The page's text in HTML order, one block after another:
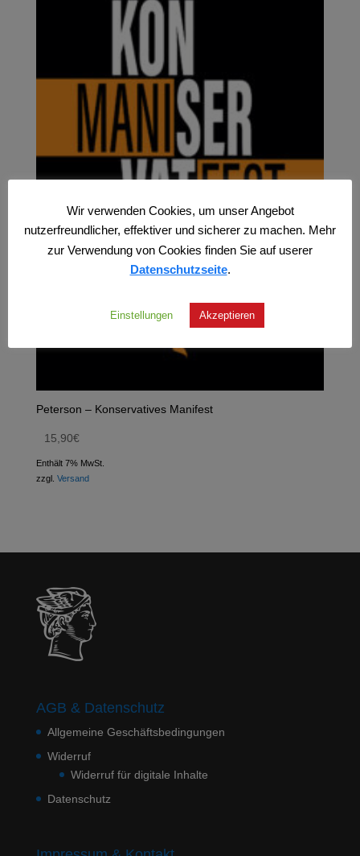
Peterson – Konservatives Manifest
15,90€
Enthält 7% MwSt.
zzgl. Versand
AGB & Datenschutz
Allgemeine Geschäftsbedingungen
Widerruf
Widerruf für digitale Inhalte
Datenschutz
Wir verwenden Cookies, um unser Angebot
nutzerfreundlicher, effektiver und sicherer zu machen. Mehr
zur Verwendung von Cookies finden Sie auf userer
Datenschutzseite.
Einstellungen Akzeptieren